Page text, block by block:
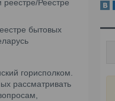
реестре/Реестре
бытовых
горисполком.
рассматривать